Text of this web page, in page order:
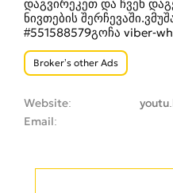
დაგვირეკეთ და ჩვენ
ნივთების
#551588579გოჩა viber-
Broker’s other Ads
Website
Email